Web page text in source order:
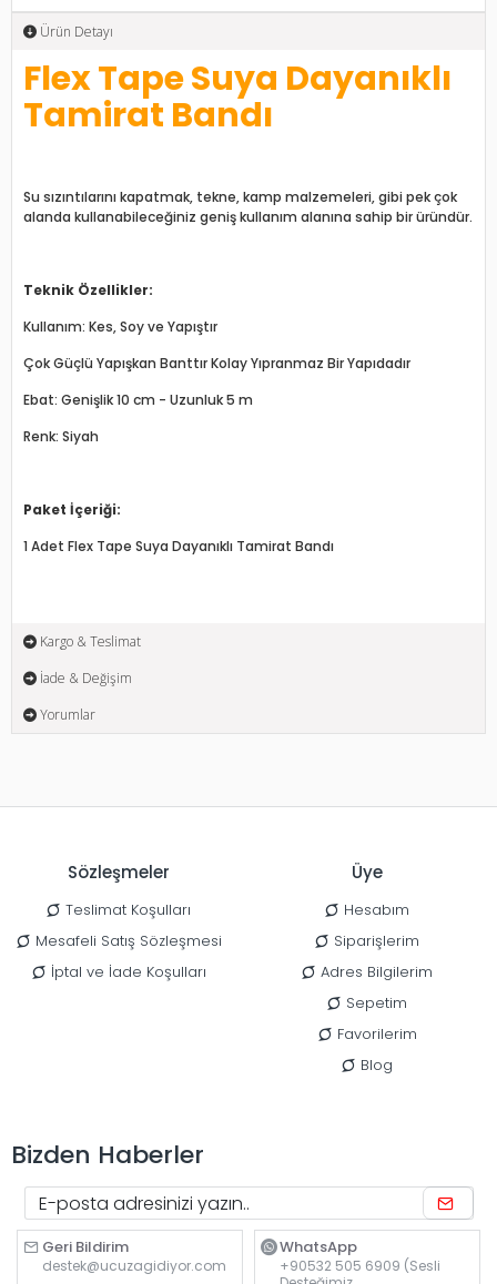
Ürün Detayı
Flex Tape Suya Dayanıklı
Tamirat Bandı
Su sızıntılarını kapatmak, tekne, kamp malzemeleri, gibi pek çok
alanda kullanabileceğiniz geniş kullanım alanına sahip bir üründür.
Teknik Özellikler:
Kullanım: Kes, Soy ve Yapıştır
Çok Güçlü Yapışkan Banttır Kolay Yıpranmaz Bir Yapıdadır
Ebat: Genişlik 10 cm - Uzunluk 5 m
Renk: Siyah
Paket İçeriği:
1 Adet Flex Tape Suya Dayanıklı Tamirat Bandı
Kargo & Teslimat
İade & Değişim
Yorumlar
Sözleşmeler
Teslimat Koşulları
Mesafeli Satış Sözleşmesi
İptal ve İade Koşulları
Üye
Hesabım
Siparişlerim
Adres Bilgilerim
Sepetim
Favorilerim
Blog
Bizden Haberler
Geri Bildirim
destek@ucuzagidiyor.com
WhatsApp
+90532 505 6909 (Sesli